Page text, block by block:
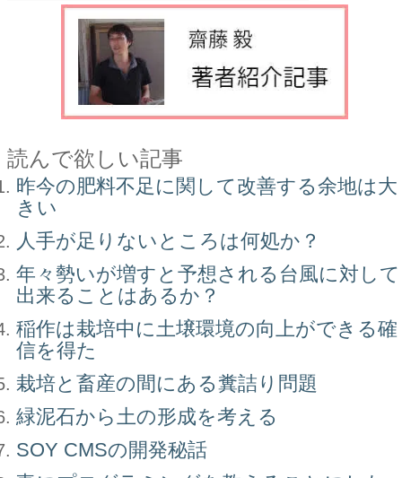
読んで欲しい記事
昨今の肥料不足に関して改善する余地は大
きい
人手が足りないところは何処か？
年々勢いが増すと予想される台風に対して
出来ることはあるか？
稲作は栽培中に土壌環境の向上ができる確
信を得た
栽培と畜産の間にある糞詰り問題
緑泥石から土の形成を考える
SOY CMSの開発秘話